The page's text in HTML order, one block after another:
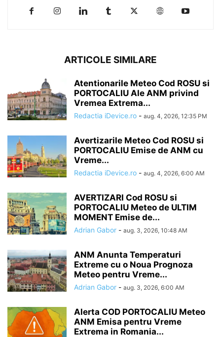
ARTICOLE SIMILARE
Atentionarile Meteo Cod ROSU si
PORTOCALIU Ale ANM privind
Vremea Extrema...
Redactia iDevice.ro - aug. 4, 2026, 12:35 PM
Avertizarile Meteo Cod ROSU si
PORTOCALIU Emise de ANM cu
Vreme...
Redactia iDevice.ro - aug. 4, 2026, 6:00 AM
AVERTIZARI Cod ROSU si
PORTOCALIU Meteo de ULTIM
MOMENT Emise de...
Adrian Gabor - aug. 3, 2026, 10:48 AM
ANM Anunta Temperaturi
Extreme cu o Noua Prognoza
Meteo pentru Vreme...
Adrian Gabor - aug. 3, 2026, 6:00 AM
Alerta COD PORTOCALIU Meteo
ANM Emisa pentru Vreme
Extrema in Romania...